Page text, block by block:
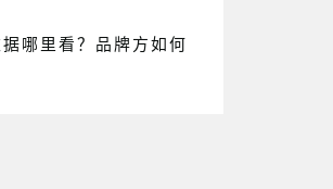
哪里看？品牌方如何